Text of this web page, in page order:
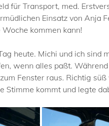
für Transport, med.
Einsatz von
kommen kann!
heute. Michi und ich
wenn alles paßt.
Fenster raus. Richtig
kommt und legte